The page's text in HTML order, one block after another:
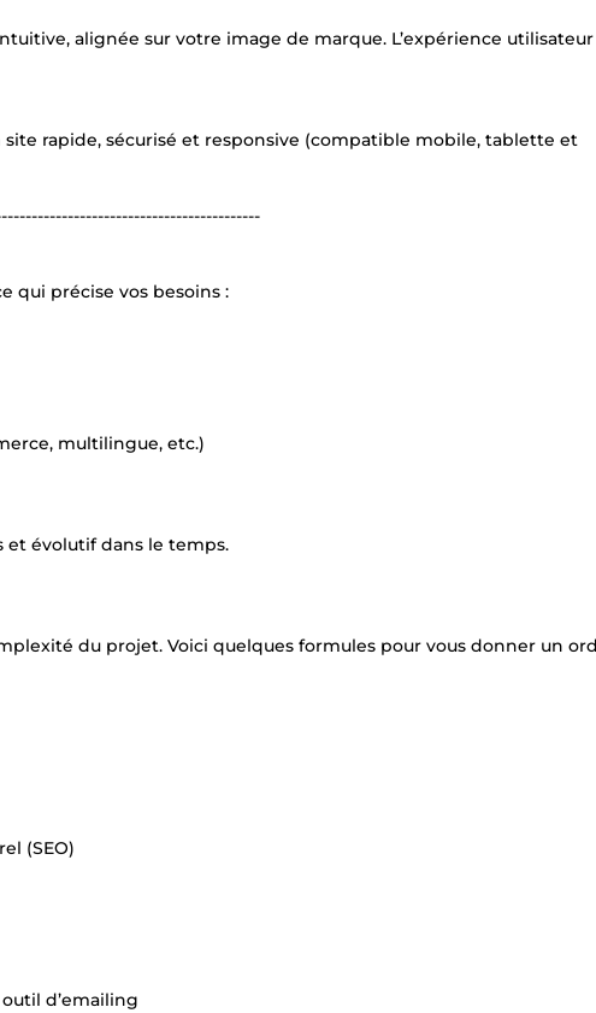
alignée sur votre image de marque. L’expérience utilisateur
rapide, sécurisé et responsive (compatible mobile, tablette et
qui précise vos besoins :
multilingue, etc.)
et évolutif dans le temps.
du projet. Voici quelques formules pour vous donner un
(SEO)
d’emailing